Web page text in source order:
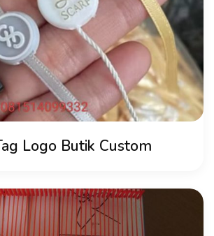
Logo Butik Custom